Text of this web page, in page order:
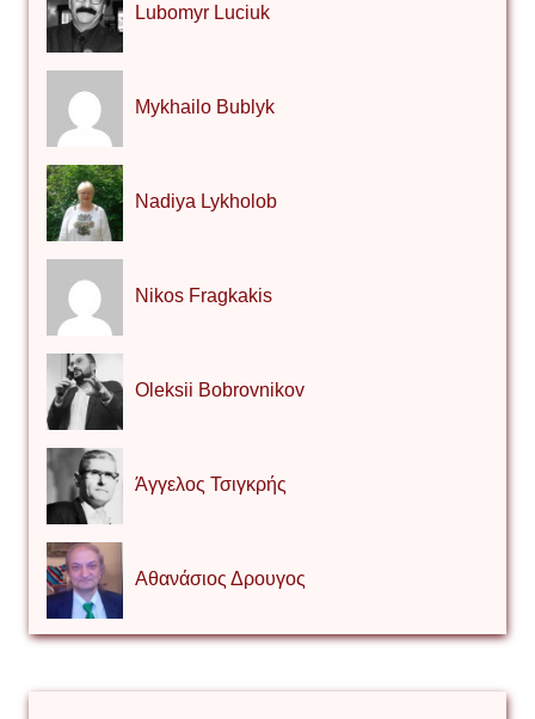
Lubomyr Luciuk
Mykhailo Bublyk
Nadiya Lykholob
Nikos Fragkakis
Oleksii Bobrovnikov
Άγγελος Τσιγκρής
Αθανάσιος Δρουγος